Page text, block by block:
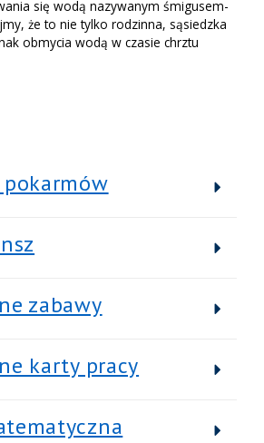
się wodą nazywanym śmigusem-
że to nie tylko rodzinna, sąsiedzka
obmycia wodą w czasie chrztu
zabawy
karty pracy